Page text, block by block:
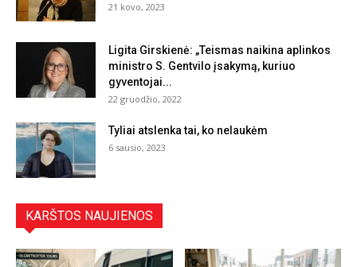
21 kovo, 2023
Ligita Girskienė: „Teismas naikina aplinkos
ministro S. Gentvilo įsakymą, kuriuo
gyventojai...
22 gruodžio, 2022
Tyliai atslenka tai, ko nelaukėm
6 sausio, 2023
KARŠTOS NAUJIENOS